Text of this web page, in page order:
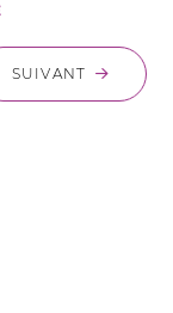
SUIVANT